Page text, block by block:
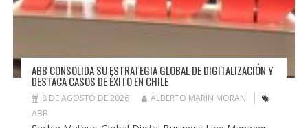
ABB CONSOLIDA SU ESTRATEGIA GLOBAL DE DIGITALIZACIÓN Y
DESTACA CASOS DE ÉXITO EN CHILE
8 DE AGOSTO DE 2026
ALBERTO MARIN MORAN
ABB